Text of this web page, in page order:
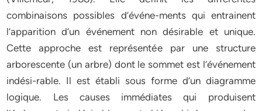
combinaisons possibles d’événe-ments qui entrainent
l’apparition d’un événement non désirable et unique.
Cette approche est représentée par une structure
arborescente (un arbre) dont le sommet est l’événement
indési-rable. Il est établi sous forme d’un diagramme
logique. Les causes immédiates qui produisent